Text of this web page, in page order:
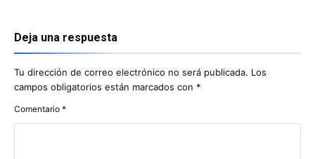
Deja una respuesta
Tu dirección de correo electrónico no será publicada. Los
campos obligatorios están marcados con *
Comentario *